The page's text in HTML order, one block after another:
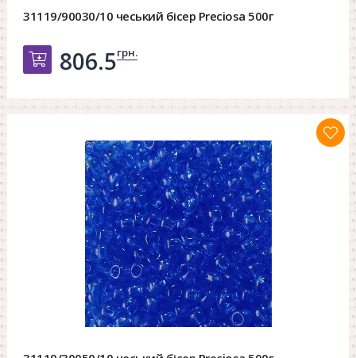
31119/90030/10 чеський бісер Preciosa 500г
Добавить в корзину
806.5грн.